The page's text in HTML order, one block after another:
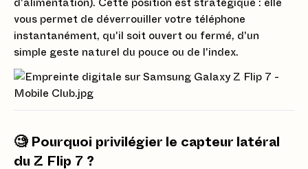
d'alimentation). Cette position est stratégique : elle
vous permet de déverrouiller votre téléphone
instantanément, qu'il soit ouvert ou fermé, d'un
simple geste naturel du pouce ou de l'index.
🧐 Pourquoi privilégier le capteur latéral
du Z Flip 7 ?